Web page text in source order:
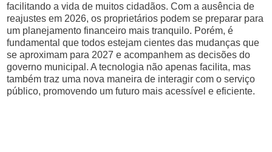
facilitando a vida de muitos cidadãos. Com a ausência de
reajustes em 2026, os proprietários podem se preparar para
um planejamento financeiro mais tranquilo. Porém, é
fundamental que todos estejam cientes das mudanças que
se aproximam para 2027 e acompanhem as decisões do
governo municipal. A tecnologia não apenas facilita, mas
também traz uma nova maneira de interagir com o serviço
público, promovendo um futuro mais acessível e eficiente.